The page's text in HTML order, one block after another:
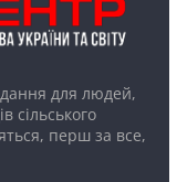
для людей,
сільського
перш за все,